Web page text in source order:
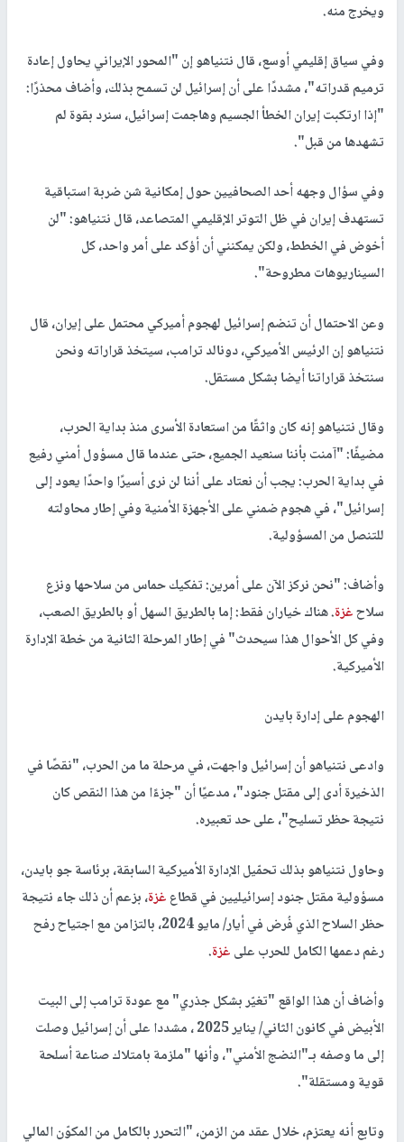
ويخرج منه.
وفي سياق إقليمي أوسع، قال نتنياهو إن "المحور الإيراني يحاول إعادة
ترميم قدراته"، مشددًا على أن إسرائيل لن تسمح بذلك، وأضاف محذرًا:
"إذا ارتكبت إيران الخطأ الجسيم وهاجمت إسرائيل، سنرد بقوة لم
تشهدها من قبل".
وفي سؤال وجهه أحد الصحافيين حول إمكانية شن ضربة استباقية
تستهدف إيران في ظل التوتر الإقليمي المتصاعد، قال نتنياهو: "لن
أخوض في الخطط، ولكن يمكنني أن أؤكد على أمر واحد، كل
السيناريوهات مطروحة".
وعن الاحتمال أن تنضم إسرائيل لهجوم أميركي محتمل على إيران، قال
نتنياهو إن الرئيس الأميركي، دونالد ترامب، سيتخذ قراراته ونحن
سنتخذ قراراتنا أيضا بشكل مستقل.
وقال نتنياهو إنه كان واثقًا من استعادة الأسرى منذ بداية الحرب،
مضيفًا: "آمنت بأننا سنعيد الجميع، حتى عندما قال مسؤول أمني رفيع
في بداية الحرب: يجب أن نعتاد على أننا لن نرى أسيرًا واحدًا يعود إلى
إسرائيل"، في هجوم ضمني على الأجهزة الأمنية وفي إطار محاولته
للتنصل من المسؤولية.
وأضاف: "نحن نركز الآن على أمرين: تفكيك حماس من سلاحها ونزع
سلاحغزة. هناك خياران فقط: إما بالطريق السهل أو بالطريق الصعب،
وفي كل الأحوال هذا سيحدث" في إطار المرحلة الثانية من خطة الإدارة
الأميركية.
الهجوم على إدارة بايدن
وادعى نتنياهو أن إسرائيل واجهت، في مرحلة ما من الحرب، "نقصًا في
الذخيرة أدى إلى مقتل جنود"، مدعيًا أن "جزءًا من هذا النقص كان
نتيجة حظر تسليح"، على حد تعبيره.
وحاول نتنياهو بذلك تحمّيل الإدارة الأميركية السابقة، برئاسة جو بايدن،
مسؤولية مقتل جنود إسرائيليين في قطاعغزة، بزعم أن ذلك جاء نتيجة
حظر السلاح الذي فُرض في أيار/ مايو 2024، بالتزامن مع اجتياح رفح
رغم دعمها الكامل للحرب علىغزة.
وأضاف أن هذا الواقع "تغيّر بشكل جذري" مع عودة ترامب إلى البيت
الأبيض في كانون الثاني/ يناير 2025 ، مشددا على أن إسرائيل وصلت
إلى ما وصفه بـ"النضج الأمني"، وأنها "ملزمة بامتلاك صناعة أسلحة
قوية ومستقلة".
وتابع أنه يعتزم، خلال عقد من الزمن، "التحرر بالكامل من المكوّن المالي